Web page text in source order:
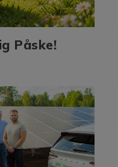
Påske!